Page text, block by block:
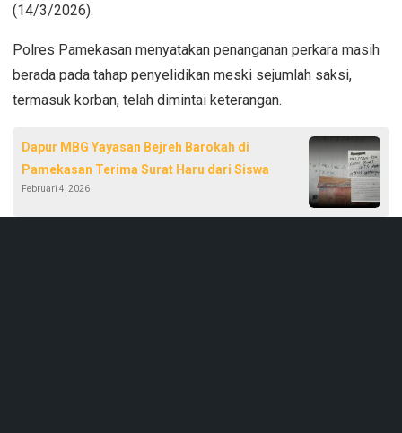
(14/3/2026).
Polres Pamekasan menyatakan penanganan perkara masih
berada pada tahap penyelidikan meski sejumlah saksi,
termasuk korban, telah dimintai keterangan.
Dapur MBG Yayasan Bejreh Barokah di
Pamekasan Terima Surat Haru dari Siswa
Februari 4, 2026